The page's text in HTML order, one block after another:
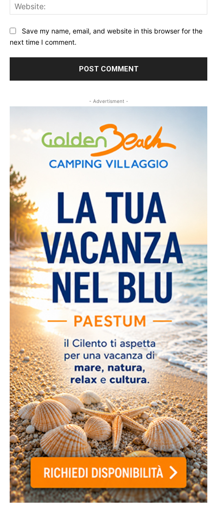
Save my name, email, and website in this browser for the
next time I comment.
- Advertisment -